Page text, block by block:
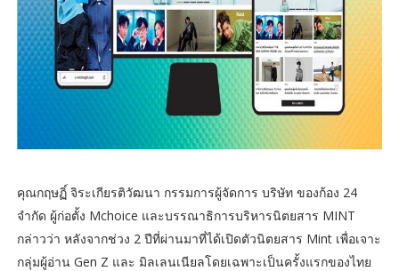
คุณกฤษฏิ์ จิระเกียรติวัฒนา กรรมการผู้จัดการ บริษัท ของก้อง 24
จำกัด ผู้ก่อตั้ง Mchoice และบรรณาธิการบริหารนิตยสาร MINT
กล่าวว่า หลังจากช่วง 2 ปีที่ผ่านมาที่ได้เปิดตัวนิตยสาร Mint เพื่อเจาะ
กลุ่มผู้อ่าน Gen Z และ มิลเลนเนียลโดยเฉพาะเป็นครั้งแรกของไทย